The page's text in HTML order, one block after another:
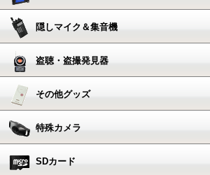
隠しマイク＆集音機
盗聴・盗撮発見器
その他グッズ
特殊カメラ
SDカード